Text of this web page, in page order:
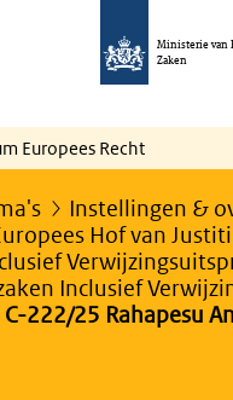
Ministerie van
Zaken
Europees Recht
Instellingen &
Hof van
Inclusief
C-222/25 Rahapesu